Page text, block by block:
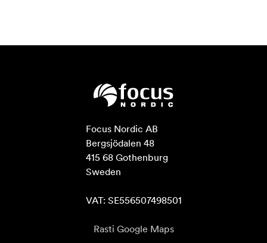
Focus Nordic AB
Bergsjödalen 48
415 68 Gothenburg
Sweden
VAT: SE556507498501
Rasti Google Maps